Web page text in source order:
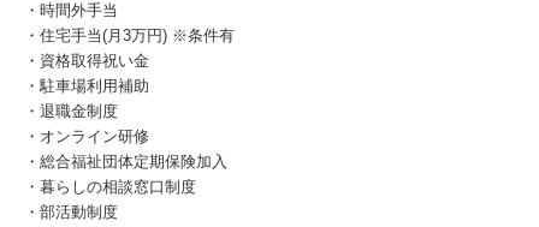
・時間外手当
・住宅手当(月3万円) ※条件有
・資格取得祝い金
・駐車場利用補助
・退職金制度
・オンライン研修
・総合福祉団体定期保険加入
・暮らしの相談窓口制度
・部活動制度